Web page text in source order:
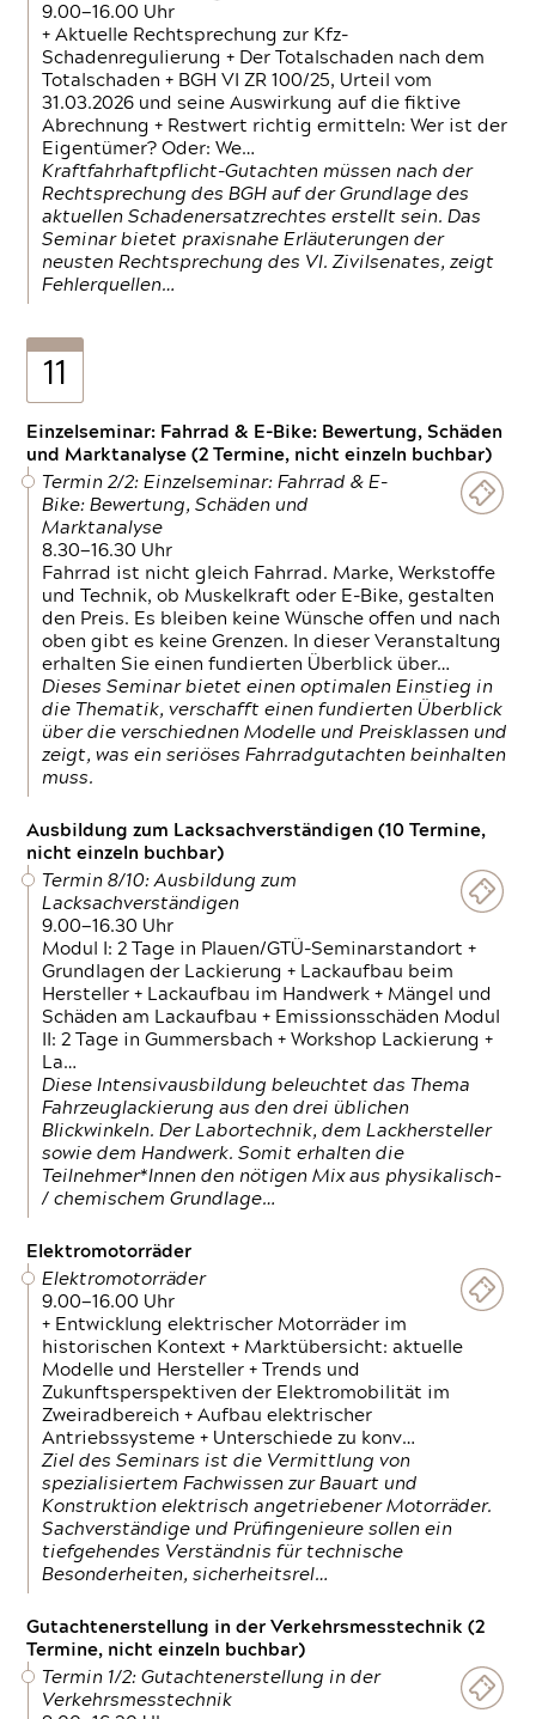
9.00—16.00 Uhr
+ Aktuelle Rechtsprechung zur Kfz-
Schadenregulierung + Der Totalschaden nach dem
Totalschaden + BGH VI ZR 100/25, Urteil vom
31.03.2026 und seine Auswirkung auf die fiktive
Abrechnung + Restwert richtig ermitteln: Wer ist der
Eigentümer? Oder: We…
Kraftfahrhaftpflicht-Gutachten müssen nach der
Rechtsprechung des BGH auf der Grundlage des
aktuellen Schadenersatzrechtes erstellt sein. Das
Seminar bietet praxisnahe Erläuterungen der
neusten Rechtsprechung des VI. Zivilsenates, zeigt
Fehlerquellen…
11
Einzelseminar: Fahrrad & E-Bike: Bewertung, Schäden
und Marktanalyse (2 Termine, nicht einzeln buchbar)
Termin 2/2: Einzelseminar: Fahrrad & E-
Bike: Bewertung, Schäden und
Marktanalyse
8.30—16.30 Uhr
Fahrrad ist nicht gleich Fahrrad. Marke, Werkstoffe
und Technik, ob Muskelkraft oder E-Bike, gestalten
den Preis. Es bleiben keine Wünsche offen und nach
oben gibt es keine Grenzen. In dieser Veranstaltung
erhalten Sie einen fundierten Überblick über…
Dieses Seminar bietet einen optimalen Einstieg in
die Thematik, verschafft einen fundierten Überblick
über die verschiednen Modelle und Preisklassen und
zeigt, was ein seriöses Fahrradgutachten beinhalten
muss.
Ausbildung zum Lacksachverständigen (10 Termine,
nicht einzeln buchbar)
Termin 8/10: Ausbildung zum
Lacksachverständigen
9.00—16.30 Uhr
Modul I: 2 Tage in Plauen/GTÜ-Seminarstandort +
Grundlagen der Lackierung + Lackaufbau beim
Hersteller + Lackaufbau im Handwerk + Mängel und
Schäden am Lackaufbau + Emissionsschäden Modul
II: 2 Tage in Gummersbach + Workshop Lackierung +
La…
Diese Intensivausbildung beleuchtet das Thema
Fahrzeuglackierung aus den drei üblichen
Blickwinkeln. Der Labortechnik, dem Lackhersteller
sowie dem Handwerk. Somit erhalten die
Teilnehmer*Innen den nötigen Mix aus physikalisch-
/ chemischem Grundlage…
Elektromotorräder
Elektromotorräder
9.00—16.00 Uhr
+ Entwicklung elektrischer Motorräder im
historischen Kontext + Marktübersicht: aktuelle
Modelle und Hersteller + Trends und
Zukunftsperspektiven der Elektromobilität im
Zweiradbereich + Aufbau elektrischer
Antriebssysteme + Unterschiede zu konv…
Ziel des Seminars ist die Vermittlung von
spezialisiertem Fachwissen zur Bauart und
Konstruktion elektrisch angetriebener Motorräder.
Sachverständige und Prüfingenieure sollen ein
tiefgehendes Verständnis für technische
Besonderheiten, sicherheitsrel…
Gutachtenerstellung in der Verkehrsmesstechnik (2
Termine, nicht einzeln buchbar)
Termin 1/2: Gutachtenerstellung in der
Verkehrsmesstechnik